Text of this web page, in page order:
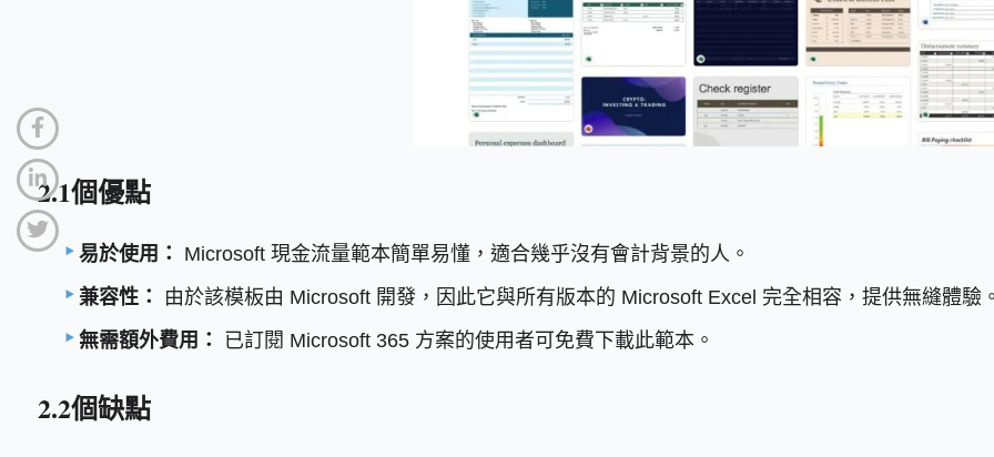
2.1個優點
易於使用：
Microsoft 現金流量範本簡單易懂，適合幾乎沒有會計背景的人。
兼容性：
由於該模板由 Microsoft 開發，因此它與所有版本的 Microsoft Excel 完全相容，提供無縫體驗
無需額外費用：
已訂閱 Microsoft 365 方案的使用者可免費下載此範本。
2.2個缺點